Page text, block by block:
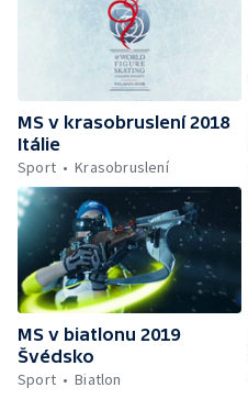
MS v krasobruslení 2018
Itálie
Sport
Krasobruslení
MS v biatlonu 2019
Švédsko
Sport
Biatlon